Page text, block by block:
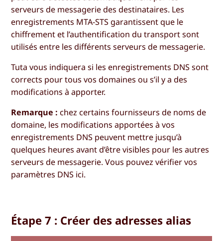
serveurs de messagerie des destinataires. Les
enregistrements MTA-STS garantissent que le
chiffrement et l’authentification du transport sont
utilisés entre les différents serveurs de messagerie.
Tuta vous indiquera si les enregistrements DNS sont
corrects pour tous vos domaines ou s’il y a des
modifications à apporter.
Remarque : chez certains fournisseurs de noms de
domaine, les modifications apportées à vos
enregistrements DNS peuvent mettre jusqu’à
quelques heures avant d’être visibles pour les autres
serveurs de messagerie. Vous pouvez vérifier vos
paramètres DNS ici.
Étape 7 : Créer des adresses alias